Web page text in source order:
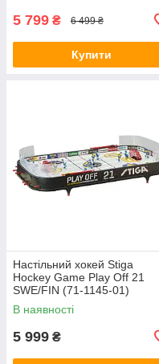
5 799 ₴ 6 499 ₴
Купити
Настільний хокей Stiga
Hockey Game Play Off 21
SWE/FIN (71-1145-01)
В наявності
5 999 ₴